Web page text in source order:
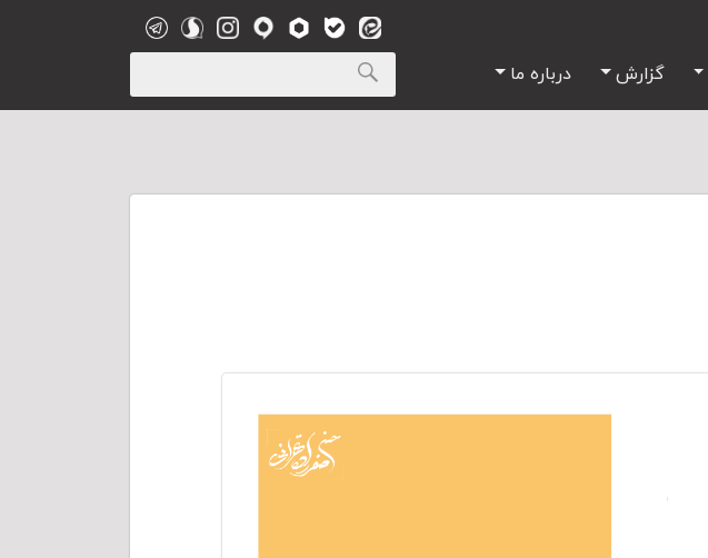
گزارش درباره ما